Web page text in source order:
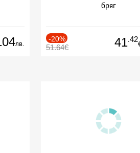
лв.
бряг
-20%
51.64€ 41.42